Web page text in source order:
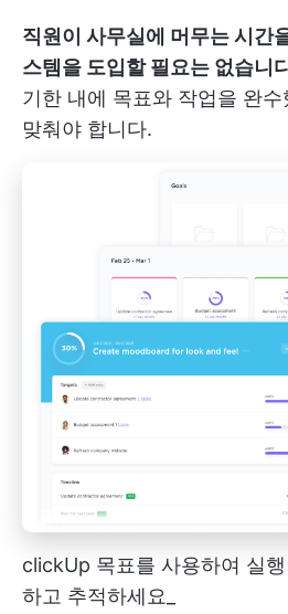
직원이 사무실에 머무는 시간
스템을 도입할 필요는 없습니
기한 내에 목표와 작업을 완
맞춰야 합니다.
clickUp 목표를 사용하여 실
하고 추적하세요_